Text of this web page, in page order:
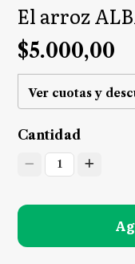
El arroz
$5.000,00
Ver cuotas y
Cantidad
1